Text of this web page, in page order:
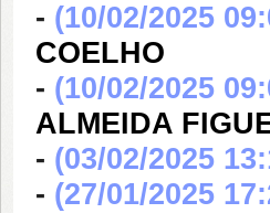
- (10/02/2025
COELHO
- (10/02/2025
ALMEIDA
- (03/02/2025
- (27/01/2025